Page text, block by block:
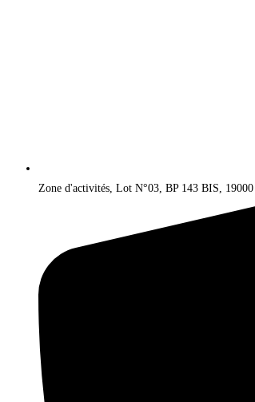
Zone d'activités, Lot N°03, BP 143 BIS,